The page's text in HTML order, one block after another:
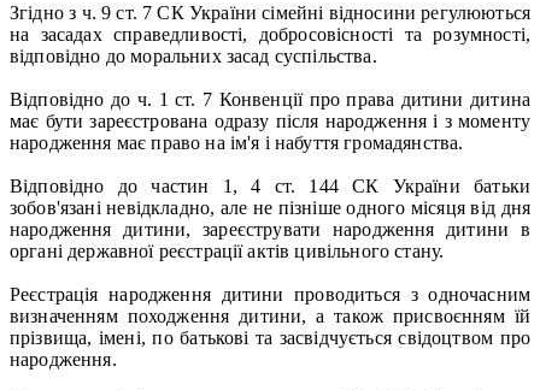
Згідно з ч. 9 ст. 7 СК України сімейні відносини регулюються
на засадах справедливості, добросовісності та розумності,
відповідно до моральних засад суспільства.
Відповідно до ч. 1 ст. 7 Конвенції про права дитини дитина
має бути зареєстрована одразу після народження і з моменту
народження має право на ім'я і набуття громадянства.
Відповідно до частин 1, 4 ст. 144 СК України батьки
зобов'язані невідкладно, але не пізніше одного місяця від дня
народження дитини, зареєструвати народження дитини в
органі державної реєстрації актів цивільного стану.
Реєстрація народження дитини проводиться з одночасним
визначенням походження дитини, а також присвоєнням їй
прізвища, імені, по батькові та засвідчується свідоцтвом про
народження.